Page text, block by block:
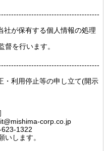
社が保有する個人情報の処理
督を行います。
・利用停止等の申し立て(開示
corp.co.jp
1322
いします。